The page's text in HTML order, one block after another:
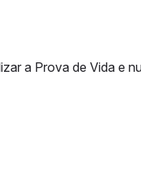
a Prova de Vida e